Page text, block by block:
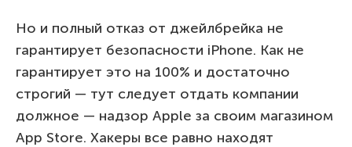
Но и полный отказ от джейлбрейка не
гарантирует безопасности iPhone. Как не
гарантирует это на 100% и достаточно
строгий — тут следует отдать компании
должное — надзор Apple за своим магазином
App Store. Хакеры все равно находят